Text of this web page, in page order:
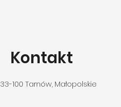
Kontakt
33-100 Tarnów, Małopolskie